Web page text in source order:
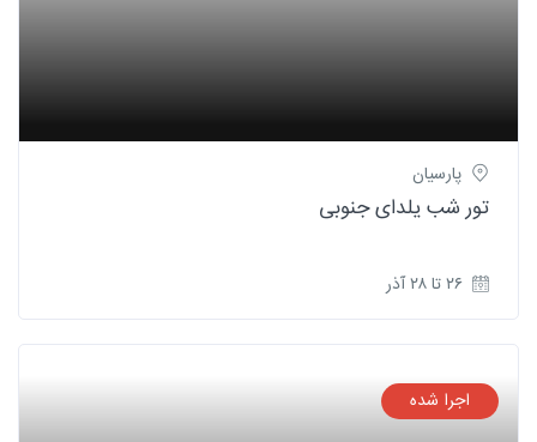
پارسیان
تور شب یلدای جنوبی
۲۶ تا ۲۸ آذر
اجرا شده